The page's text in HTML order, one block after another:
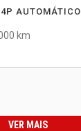
AUTOMÁTICO
km
VER MAIS